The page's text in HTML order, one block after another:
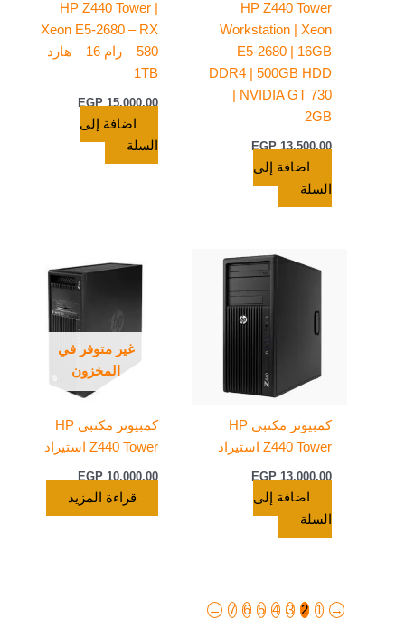
HP Z440 Tower
Workstation | Xeon
E5-2680 | 16GB
DDR4 | 500GB HDD
| NVIDIA GT 730
2GB
EGP13.500,00
إضافة إلى
السلة
HP Z440 Tower |
Xeon E5-2680 – RX
580 – رام 16 – هارد
1TB
EGP15.000,00
إضافة إلى
السلة
كمبيوتر مكتبي HP
Z440 Tower استيراد
EGP13.000,00
إضافة إلى
السلة
غير متوفر في
المخزون
كمبيوتر مكتبي HP
Z440 Tower استيراد
EGP10.000,00
قراءة المزيد
→
1
2
3
4
5
6
7
←